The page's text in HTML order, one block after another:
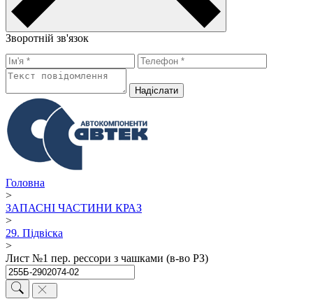
Зворотній зв'язок
Надiслати
Головна
>
ЗАПАСНІ ЧАСТИНИ КРАЗ
>
29. Підвіска
>
Лист №1 пер. рессори з чашками (в-во РЗ)